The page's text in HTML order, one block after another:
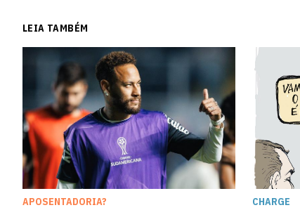
LEIA TAMBÉM
APOSENTADORIA? CHARGE